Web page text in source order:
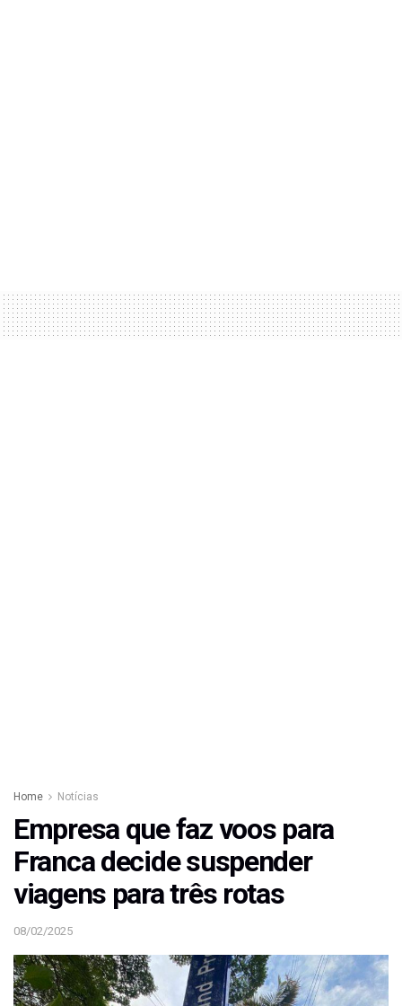
Home Notícias
Empresa que faz voos para
Franca decide suspender
viagens para três rotas
08/02/2025